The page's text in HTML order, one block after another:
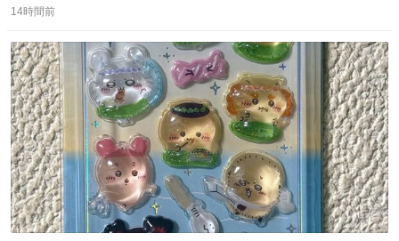
信
ポ
ト
数
数
14時間前